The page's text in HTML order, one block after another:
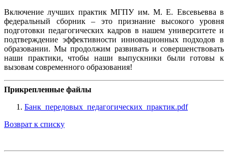
Включение лучших практик МГПУ им. М. Е. Евсевьевва в
федеральный сборник – это признание высокого уровня
подготовки педагогических кадров в нашем университете и
подтверждение эффективности инновационных подходов в
образовании. Мы продолжим развивать и совершенствовать
наши практики, чтобы наши выпускники были готовы к
вызовам современного образования!
Прикрепленные файлы
Банк_передовых_педагогических_практик.pdf
Возврат к списку